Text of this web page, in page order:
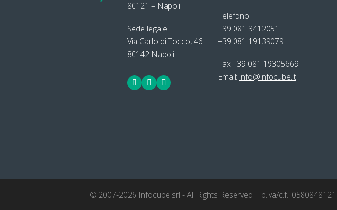
80121 – Napoli
Sede legale:
Via Carlo di Tocco, 46
80142 Napoli
Facebook
LinkedInTwitter
Telefono
+39 081 3412051
+39 081 19139079
Fax +39 081 19305669
Email: info@infocube.it
© 2007-2026 Infocube srl - All Rights Reserved | p.iva/c.f.: